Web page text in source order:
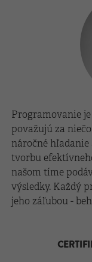
Programovanie
považujú za
náročné
tvorbu
našom tíme
výsledky. Každý
jeho záľubou -